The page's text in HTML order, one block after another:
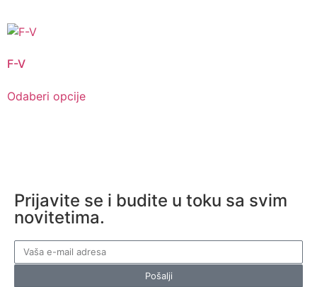
F-V
Odaberi opcije
Prijavite se i budite u toku sa svim
novitetima.
Pošalji